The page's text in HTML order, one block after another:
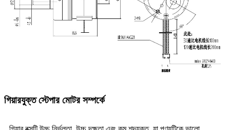
গিয়ারযুক্ত স্টেপার মোটর সম্পর্কে